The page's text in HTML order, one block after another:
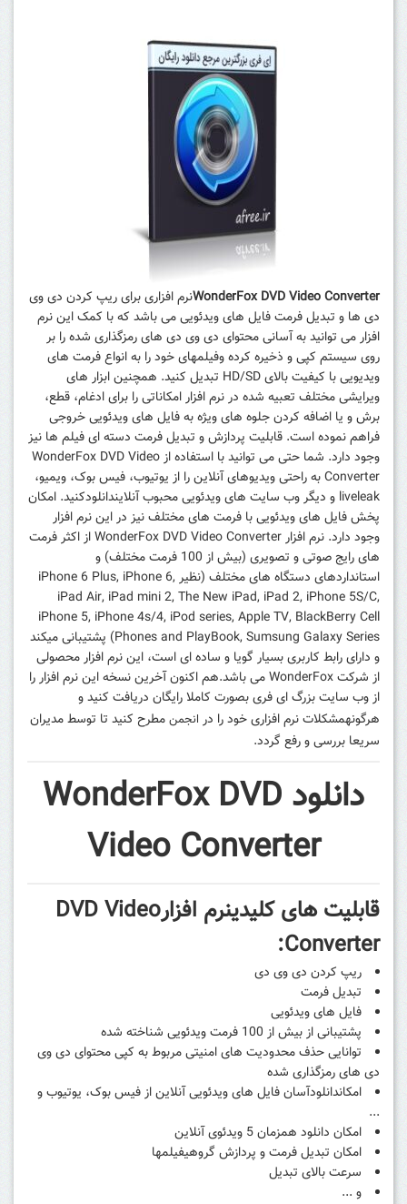
WonderFox DVD Video Converterنرم افزاری برای ریپ کردن دی وی
دی ها و تبدیل فرمت فایل های ویدئویی می باشد که با کمک این نرم
افزار می توانید به آسانی محتوای دی وی دی های رمزگذاری شده را بر
روی سیستم کپی و ذخیره کرده وفیلمهای خود را به انواع فرمت های
ویدیویی با کیفیت بالای HD/SD تبدیل کنید. همچنین ابزار های
ویرایشی مختلف تعبیه شده در نرم افزار امکاناتی را برای ادغام، قطع،
برش و یا اضافه کردن جلوه های ویژه به فایل های ویدئویی خروجی
فراهم نموده است. قابلیت پردازش و تبدیل فرمت دسته ای فیلم ها نیز
وجود دارد. شما حتی می توانید با استفاده از WonderFox DVD Video
Converter به راحتی ویدیوهای آنلاین را از یوتیوب، فیس بوک، ویمیو،
liveleak و دیگر وب سایت های ویدئویی محبوب آنلایندانلودکنید. امکان
پخش فایل های ویدئویی با فرمت های مختلف نیز در این نرم افزار
وجود دارد.
نرم افزار WonderFox DVD Video Converter از اکثر فرمت
های رایج صوتی و تصویری (بیش از 100 فرمت مختلف) و
استانداردهای دستگاه‌ های مختلف (نظیر iPhone 6 Plus, iPhone 6,
iPad Air, iPad mini 2, The New iPad, iPad 2, iPhone 5S/C,
iPhone 5, iPhone 4s/4, iPod series, Apple TV, BlackBerry Cell
Phones and PlayBook, Sumsung Galaxy Series) پشتیبانی میکند
و دارای رابط کاربری بسیار گویا و ساده ای است، این نرم افزار محصولی
از شرکت WonderFox می باشد.
هم اکنون آخرین نسخه این نرم افزار را
از وب سایت بزرگ ای فریبصورت کاملا رایگان دریافت کنید و
هرگونهمشکلات نرم افزاریخود را در انجمن مطرح کنید تا توسط مدیران
سریعا بررسی و رفع گردد.
دانلود WonderFox DVD
Video Converter
قابلیت های کلیدینرم افزارDVD Video
Converter:
ریپ کردن دی وی دی
تبدیل فرمت
فایل های ویدئویی
پشتیبانی از بیش از 100 فرمت ویدئویی شناخته شده
توانایی حذف محدودیت های امنیتی مربوط به کپی محتوای دی وی
دی های رمزگذاری شده
امکاندانلودآسان فایل های ویدئویی آنلاین از فیس بوک، یوتیوب و
...
امکان دانلود همزمان 5 ویدئوی آنلاین
امکان تبدیل فرمت و پردازش گروهیفیلمها
سرعت بالای تبدیل
و ...